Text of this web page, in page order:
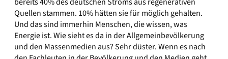
Quellen stammen. 10% hätten sie für möglich gehalten.
Und das sind immerhin Menschen, die wissen, was
Energie ist. Wie sieht es da in der Allgemeinbevölkerung
und den Massenmedien aus? Sehr düster. Wenn es nach